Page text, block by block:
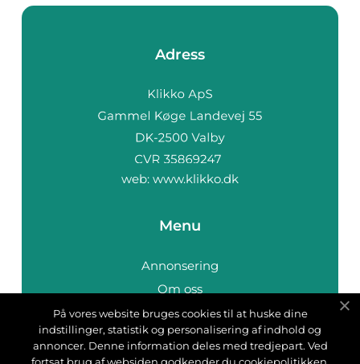
Adress
web: www.klikko.dk
Menu
Annonsering
Om oss
Cookies
Kontakta oss
Sitemap
På vores website bruges cookies til at huske dine
indstillinger, statistik og personalisering af indhold og
annoncer. Denne information deles med tredjepart. Ved